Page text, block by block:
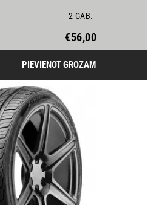
2 GAB.
€56,00
PIEVIENOT GROZAM